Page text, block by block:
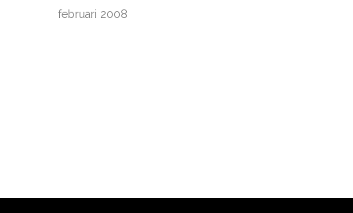
februari 2008